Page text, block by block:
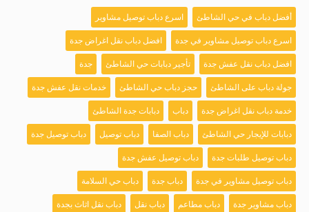
أفضل دباب في حي الشاطئ اسرع دباب توصيل مشاوير
اسرع دباب توصيل مشاوير في جدة افضل دباب نقل اغراض جدة
افضل دباب نقل عفش جدة تأجير دبابات حي الشاطئ جدة
جولة دباب على الشاطئ حجز دباب حي الشاطئ خدمات نقل عفش جدة
خدمة دباب نقل اغراض جدة دباب دبابات جدة الشاطئ
دبابات للإيجار حي الشاطئ دباب الصفا دباب توصيل دباب توصيل جدة
دباب توصيل طلبات جدة دباب توصيل عفش جدة
دباب توصيل مشاوير في جدة دباب جدة دباب حي السلامة
دباب مشاوير جدة دباب مطاعم دباب نقل دباب نقل اثاث بجدة